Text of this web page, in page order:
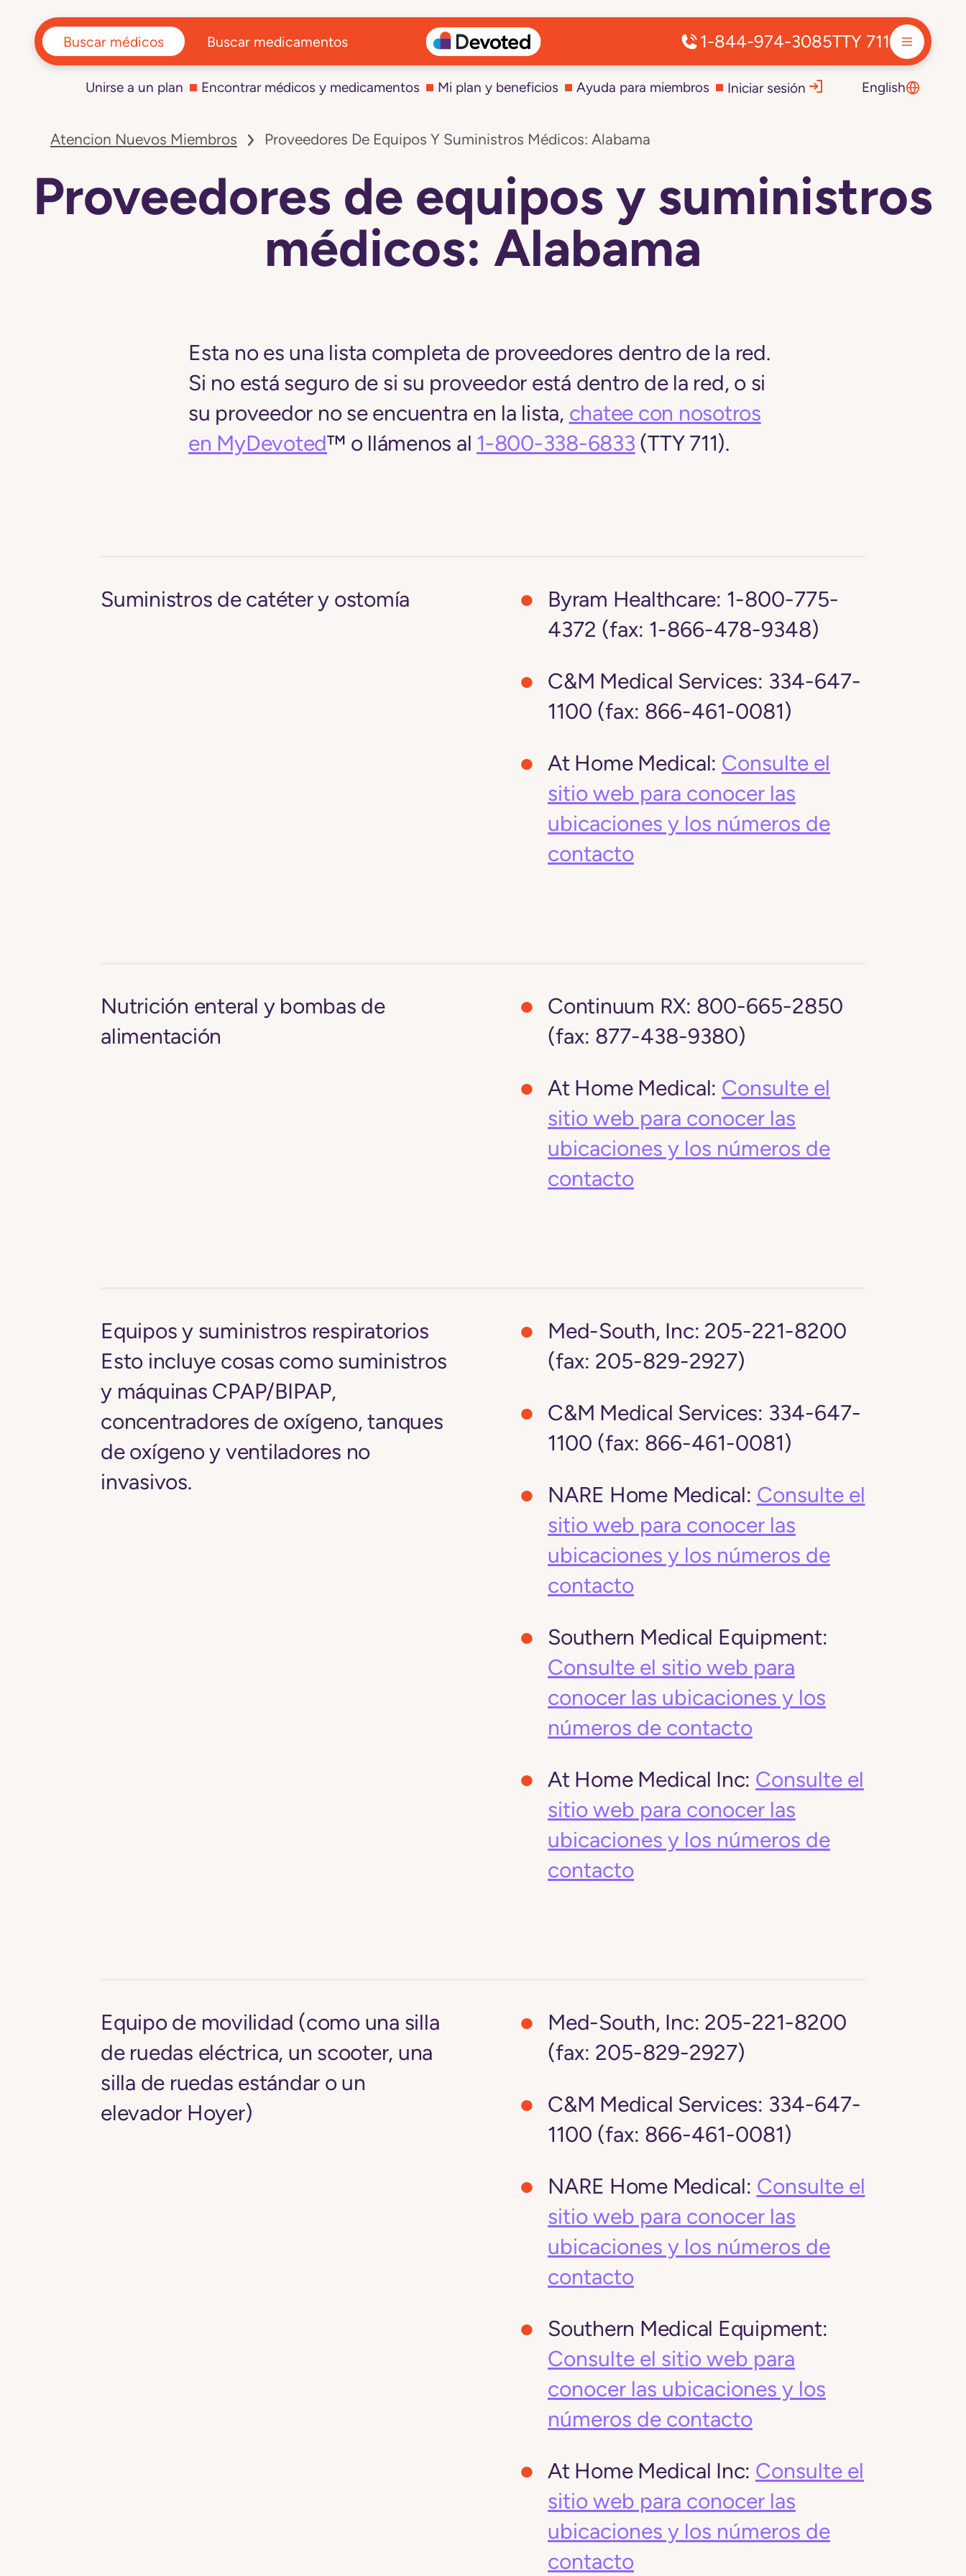
Buscar médicos Buscar medicamentos 1-844-974-3085TTY 711
Unirse a un plan Encontrar médicos y medicamentos Mi plan y beneficios Ayuda para miembros Iniciar sesión English
suministros
Atencion Nuevos Miembros Proveedores De Equipos Y Suministros Médicos: Alabama
Proveedores de equipos y suministros
médicos: Alabama
Esta no es una lista completa de proveedores dentro de la red.
Si no está seguro de si su proveedor está dentro de la red, o si
su proveedor no se encuentra en la lista, chatee con nosotros
en MyDevoted™ o llámenos al 1-800-338-6833 (TTY 711).
Suministros de catéter y ostomía Byram Healthcare: 1-800-775-
4372 (fax: 1-866-478-9348)
C&M Medical Services: 334-647-
1100 (fax: 866-461-0081)
At Home Medical: Consulte el
sitio web para conocer las
ubicaciones y los números de
contacto
Nutrición enteral y bombas de
alimentación
Continuum RX: 800-665-2850
(fax: 877-438-9380)
At Home Medical: Consulte el
sitio web para conocer las
ubicaciones y los números de
contacto
Equipos y suministros respiratorios
Esto incluye cosas como suministros
y máquinas CPAP/BIPAP,
concentradores de oxígeno, tanques
de oxígeno y ventiladores no
invasivos.
Med-South, Inc: 205-221-8200
(fax: 205-829-2927)
C&M Medical Services: 334-647-
1100 (fax: 866-461-0081)
NARE Home Medical: Consulte el
sitio web para conocer las
ubicaciones y los números de
contacto
Southern Medical Equipment:
Consulte el sitio web para
conocer las ubicaciones y los
números de contacto
At Home Medical Inc: Consulte el
sitio web para conocer las
ubicaciones y los números de
contacto
Equipo de movilidad (como una silla
de ruedas eléctrica, un scooter, una
silla de ruedas estándar o un
elevador Hoyer)
Med-South, Inc: 205-221-8200
(fax: 205-829-2927)
C&M Medical Services: 334-647-
1100 (fax: 866-461-0081)
NARE Home Medical: Consulte el
sitio web para conocer las
ubicaciones y los números de
contacto
Southern Medical Equipment:
Consulte el sitio web para
conocer las ubicaciones y los
números de contacto
At Home Medical Inc: Consulte el
sitio web para conocer las
ubicaciones y los números de
contacto